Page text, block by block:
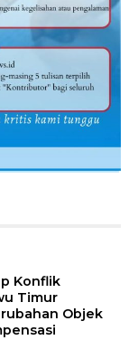
Konflik
Timur
Objek